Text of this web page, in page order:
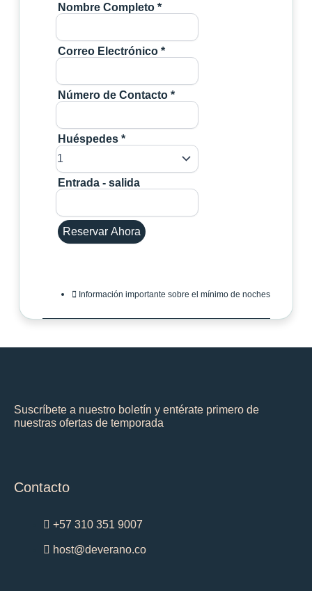
Nombre Completo *
Correo Electrónico *
Número de Contacto *
Huéspedes *
Entrada - salida
Reservar Ahora
Información importante sobre el mínimo de noches
Suscríbete a nuestro boletín y entérate primero de
nuestras ofertas de temporada
Contacto
+57 310 351 9007
host@deverano.co